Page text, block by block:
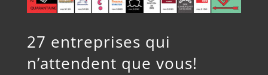
27 entreprises qui
n’attendent que vous!